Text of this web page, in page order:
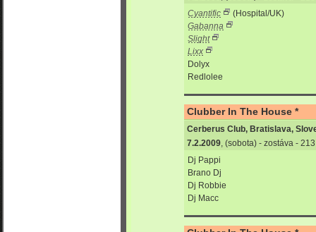
Cyantific
(Hospital/UK)
Gabanna
Slight
Lixx
Dolyx
Redlolee
Clubber In The House *
Cerberus Club, Bratislava,
7.2.2009 , (sobota) - zostáva -
Dj Pappi
Brano Dj
Dj Robbie
Dj Macc